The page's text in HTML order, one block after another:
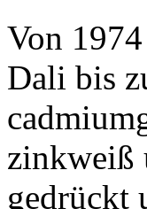
Von
Dali bis
zinkweiß
gedrückt